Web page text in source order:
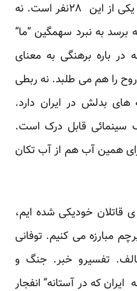
سادگی. و بازیگر ایرانی تنها یکی از این ۲۸نفر است. نه
برسد به نبرد سهمگین “ما”
در باره برهنگی به معنای
را هم می طلبد. نه ربطی
بدلش در ایران دارد.
سینمائی قابل درک است.
همین آب هم از آب تکان
ی قاتلان خودیکی شده ایم،
مبارزه می کنیم. توفانی
تفسیرو خبر. جنگ و
که در آستانه” انفجار